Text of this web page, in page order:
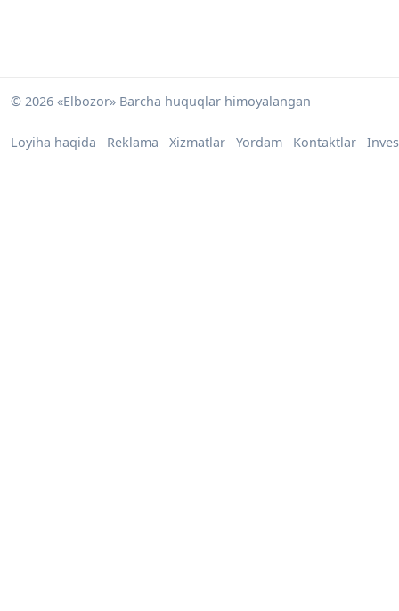
© 2026 «Elbozor» Barcha huquqlar himoyalangan
Loyiha haqida Reklama Xizmatlar Yordam Kontaktlar